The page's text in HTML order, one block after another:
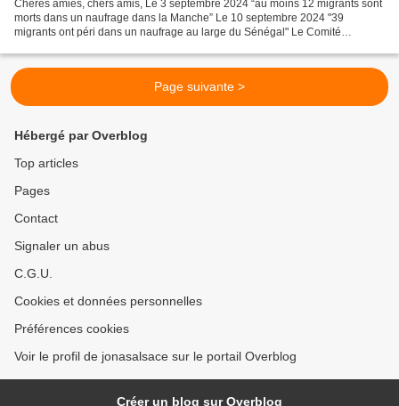
Chères amies, chers amis, Le 3 septembre 2024 “au moins 12 migrants sont
morts dans un naufrage dans la Manche” Le 10 septembre 2024 "39
migrants ont péri dans un naufrage au large du Sénégal" Le Comité
Page suivante >
Hébergé par Overblog
Top articles
Pages
Contact
Signaler un abus
C.G.U.
Cookies et données personnelles
Préférences cookies
Voir le profil de jonasalsace sur le portail Overblog
Créer un blog sur Overblog